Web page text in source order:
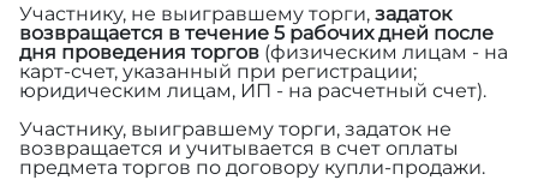
Участнику, не выигравшему торги, задаток
возвращается в течение 5 рабочих дней после
дня проведения торгов (физическим лицам - на
карт-счет, указанный при регистрации;
юридическим лицам, ИП - на расчетный счет).
Участнику, выигравшему торги, задаток не
возвращается и учитывается в счет оплаты
предмета торгов по договору купли-продажи.